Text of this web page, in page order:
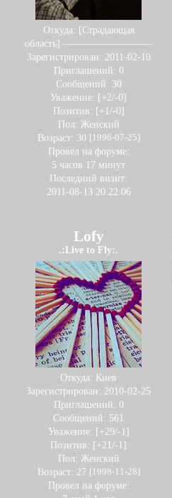
Откуда: [Страдающая
область] —————————
Зарегистрирован: 2011-02-10
Приглашений: 0
Сообщений: 30
Уважение: [+2/-0]
Позитив: [+1/-0]
Пол: Женский
Возраст: 30 [1996-07-25]
Провел на форуме:
5 часов 17 минут
Последний визит:
2011-08-13 20:22:06
Lofy
.:Live to Fly:.
Откуда: Киев
Зарегистрирован: 2010-02-25
Приглашений: 0
Сообщений: 561
Уважение: [+29/-1]
Позитив: [+21/-1]
Пол: Женский
Возраст: 27 [1998-11-28]
Провел на форуме: